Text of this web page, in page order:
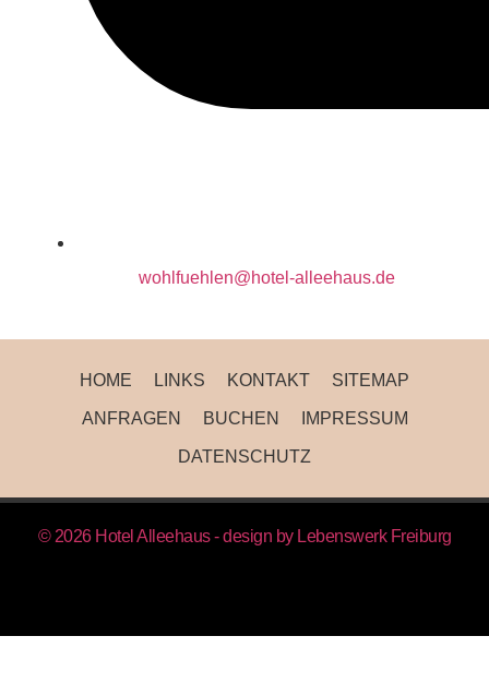
wohlfuehlen@hotel-alleehaus.de
HOME LINKS KONTAKT SITEMAP
ANFRAGEN BUCHEN IMPRESSUM
DATENSCHUTZ
© 2026 Hotel Alleehaus - design by Lebenswerk Freiburg